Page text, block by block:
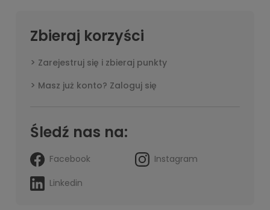
Zbieraj korzyści
Zarejestruj się i zbieraj punkty
Masz już konto? Zaloguj się
Śledź nas na:
Facebook
Instagram
Linkedin